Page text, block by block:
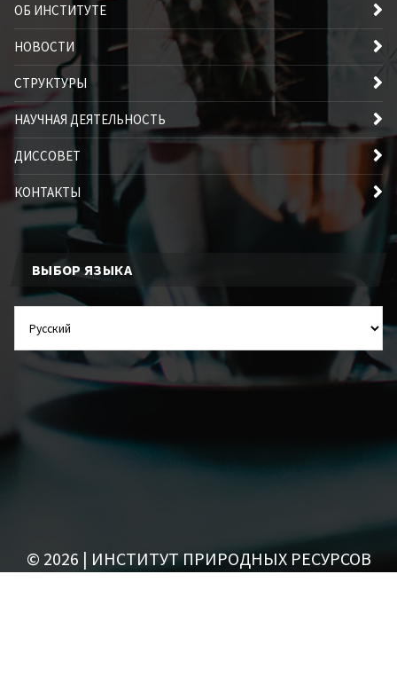
ОБ ИНСТИТУТЕ
НОВОСТИ
СТРУКТУРЫ
НАУЧНАЯ ДЕЯТЕЛЬНОСТЬ
ДИССОВЕТ
КОНТАКТЫ
ВЫБОР ЯЗЫКА
ЯЗЫКА
© 2026 | ИНСТИТУТ ПРИРОДНЫХ РЕСУРСОВ